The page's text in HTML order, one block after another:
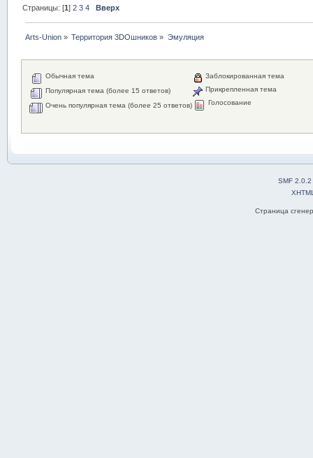
Страницы: [1]2 3 4 Вверх
Arts-Union » Территория 3DOшников » Эмуляция
Обычная тема
Популярная тема (более 15 ответов)
Очень популярная тема (более 25 ответов)
Заблокированная тема
Прикрепленная тема
Голосование
SMF 2.0.2
Страница